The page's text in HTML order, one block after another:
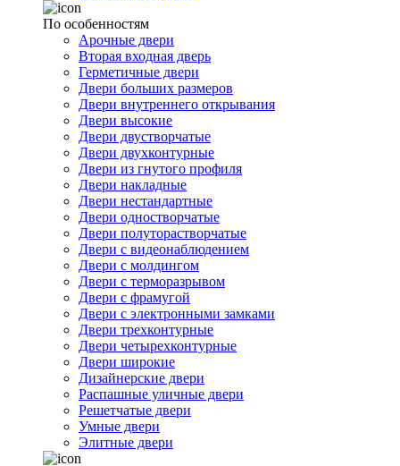
По особенностям
Арочные двери
Вторая входная дверь
Герметичные двери
Двери больших размеров
Двери внутреннего открывания
Двери высокие
Двери двустворчатые
Двери двухконтурные
Двери из гнутого профиля
Двери накладные
Двери нестандартные
Двери одностворчатые
Двери полуторастворчатые
Двери с видеонаблюдением
Двери с молдингом
Двери с терморазрывом
Двери с фрамугой
Двери с электронными замками
Двери трехконтурные
Двери четырехконтурные
Двери широкие
Дизайнерские двери
Распашные уличные двери
Решетчатые двери
Умные двери
Элитные двери